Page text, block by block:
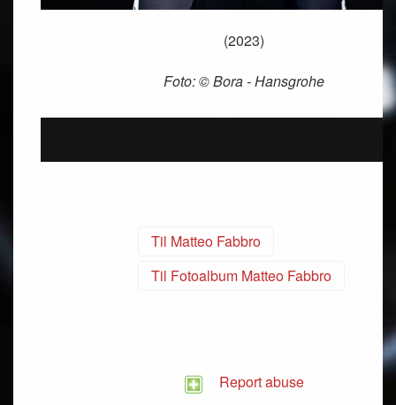
(2023)
Foto: © Bora - Hansgrohe
Til Matteo Fabbro
Til Fotoalbum Matteo Fabbro
Report abuse